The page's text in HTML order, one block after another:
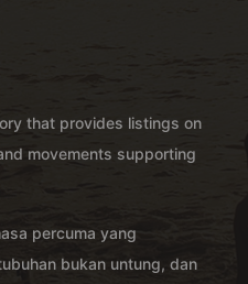
that provides listings on
movements supporting
percuma yang
bukan untung, dan